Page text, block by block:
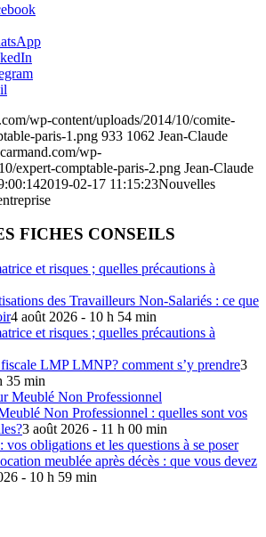
wp-content/uploads/2014/10/comite-
paris-1.png 933 1062 Jean-Claude
wp-
expert-comptable-paris-2.png Jean-Claude
2019-02-17 11:15:23Nouvelles
FICHES CONSEILS
des Travailleurs Non-Salariés : ce que
4 août 2026 - 10 h 54 min
LMP LMNP? comment s’y prendre3
35 min
Non Professionnel : quelles sont vos
3 août 2026 - 11 h 00 min
meublée après décès : que vous devez
- 10 h 59 min